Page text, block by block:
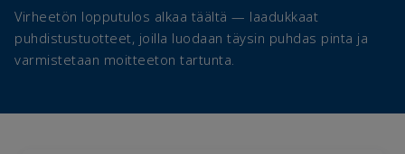
Virheetön lopputulos alkaa täältä — laadukkaat
puhdistustuotteet, joilla luodaan täysin puhdas pinta ja
varmistetaan moitteeton tartunta.